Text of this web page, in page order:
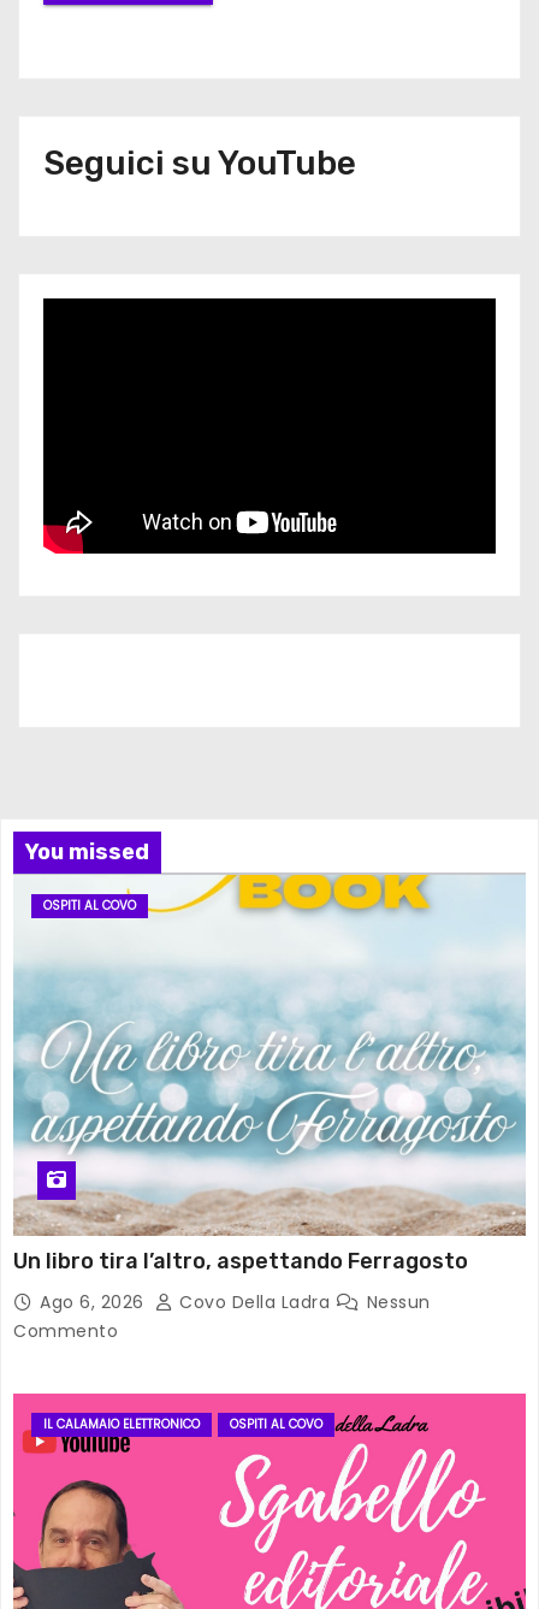
Seguici su YouTube
You missed
OSPITI AL COVO
Un libro tira l’altro, aspettando Ferragosto
Ago 6, 2026 Covo Della Ladra
Nessun
Commento
IL CALAMAIO ELETTRONICO OSPITI AL COVO